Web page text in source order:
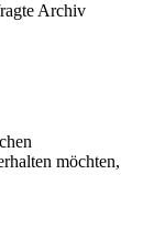
Archiv
möchten,